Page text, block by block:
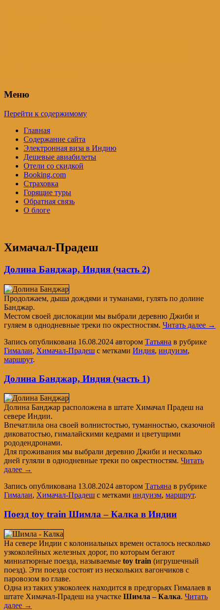
Меню
Перейти к содержимому
Главная
Содержание сайта
Электронная виза в Индию
Дешевые авиабилеты
Отели со скидкой
Booking.com
Страховка
Горящие туры
Обратная связь
О блоге
Химачал-Прадеш
Долина Банджар, Индия (часть 2)
Продолжаем, дыша дождями и туманами, гулять по долине
Банджар.
Местом своей дислокации мы выбрали деревню Джиби и
гуляем в однодневные треки по окрестностям. Читать далее →
Запись опубликована 16.08.2024 автором Татьяна в рубрике
Гималаи, Химачал-Прадеш с метками Индия, индуизм,
маршрут.
Долина Банджар, Индия (часть 1)
Долина Банджар расположена в штате Химачал Прадеш на
севере Индии.
Впечатлила она своей волнистостью, туманностью, сказочной
диковатостью, гималайскими кедрами и цветущими
рододендронами.
Для проживания мы выбрали деревню Джиби и несколько
дней гуляли в однодневные треки по окрестностям. Читать
далее →
Запись опубликована 13.08.2024 автором Татьяна в рубрике
Гималаи, Химачал-Прадеш с метками индуизм, маршрут.
Поезд toy train Шимла – Калка в Индии
На севере Индии с колониальных времен осталось несколько
узкоколейных железных дорог, по которым бегают
миниатюрные поезда, называемые toy train (игрушечный
поезд). Эти поезда состоят из нескольких вагончиков с
паровозом во главе.
Одна из таких узкоколеек находится в предгорьях Гималаев в
штате Химачал-Прадеш на участке Шимла – Калка. Читать
далее →